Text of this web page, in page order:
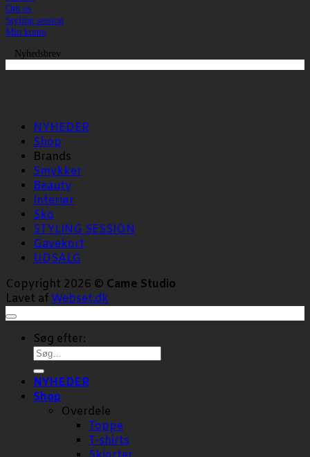
Om os
Styling session
Min konto
Nyhedsbrev
NYHEDER
Shop
Brands
Smykker
Beauty
Interiør
Sko
STYLING SESSION
Gavekort
UDSALG
Copyright 2026 © Came Studio
Lavet af Webset.dk
Søg efter:
NYHEDER
Shop
Overdele
Toppe
T-shirts